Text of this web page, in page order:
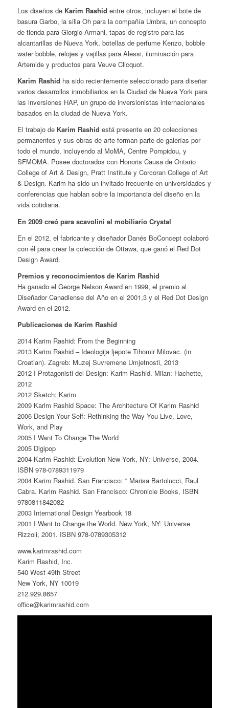
Los diseños de Karim Rashid entre otros, incluyen el bote de
basura Garbo, la silla Oh para la compañía Umbra, un concepto
de tienda para Giorgio Armani, tapas de registro para las
alcantarillas de Nueva York, botellas de perfume Kenzo, bobble
water bobble, relojes y vajillas para Alessi, iluminación para
Artemide y productos para Veuve Clicquot.
Karim Rashid ha sido recientemente seleccionado para diseñar
varios desarrollos inmobiliarios en la Ciudad de Nueva York para
las inversiones HAP, un grupo de inversionistas internacionales
basados en la ciudad de Nueva York.
El trabajo de Karim Rashid está presente en 20 colecciones
permanentes y sus obras de arte forman parte de galerías por
todo el mundo, incluyendo al MoMA, Centre Pompidou, y
SFMOMA. Posee doctorados con Honoris Causa de Ontario
College of Art & Design, Pratt Institute y Corcoran College of Art
& Design. Karim ha sido un invitado frecuente en universidades y
conferencias que hablan sobre la importancia del diseño en la
vida cotidiana.
En 2009 creó para scavolini el mobiliario Crystal
En el 2012, el fabricante y diseñador Danés BoConcept colaboró
con él para crear la colección de Ottawa, que ganó el Red Dot
Design Award.
Premios y reconocimientos de Karim Rashid
Ha ganado el George Nelson Award en 1999, el premio al
Diseñador Canadiense del Año en el 2001,3​ y el Red Dot Design
Award en el 2012.
Publicaciones de Karim Rashid
2014 Karim Rashid: From the Beginning
2013 Karim Rashid – Ideologija ljepote Tihomir Milovac. (in
Croatian). Zagreb: Muzej Suvremene Umjetnosti, 2013
2012 I Protagonisti del Design: Karim Rashid. Milan: Hachette,
2012
2012 Sketch: Karim
2009 Karim Rashid Space: The Architecture Of Karim Rashid
2006 Design Your Self: Rethinking the Way You Live, Love,
Work, and Play
2005 I Want To Change The World
2005 Digipop
2004 Karim Rashid: Evolution New York, NY: Universe, 2004.
ISBN 978-0789311979
2004 Karim Rashid. San Francisco: * Marisa Bartolucci, Raul
Cabra. Karim Rashid. San Francisco: Chronicle Books, ISBN
9780811842082
2003 International Design Yearbook 18
2001 I Want to Change the World. New York, NY: Universe
Rizzoli, 2001. ISBN 978-0789305312
www.karimrashid.com
Karim Rashid, Inc.
540 West 49th Street
New York, NY 10019
212.929.8657
office@karimrashid.com